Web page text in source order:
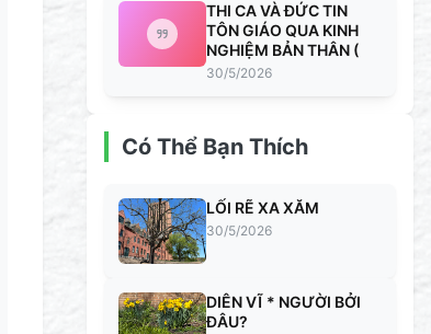
THI CA VÀ ĐỨC TIN
TÔN GIÁO QUA KINH
NGHIỆM BẢN THÂN (
30/5/2026
Có Thể Bạn Thích
LỐI RẼ XA XĂM
30/5/2026
DIÊN VĨ * NGƯỜI BỞI
ĐÂU?